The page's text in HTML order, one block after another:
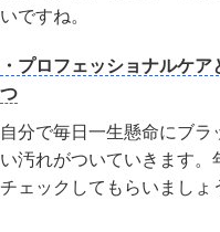
いですね。
・プロフェッショナルケ
つ
自分で毎日一生懸命にブ
い汚れがついていきます。
チェックしてもらいましょ